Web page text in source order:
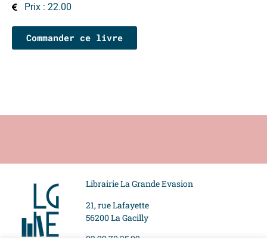
Prix : 22.00
Commander ce livre
Librairie La Grande Evasion
21, rue Lafayette
56200 La Gacilly
02 99 70 25 99